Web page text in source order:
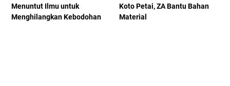
Menuntut Ilmu untuk
Menghilangkan Kebodohan
Koto Petai, ZA Bantu Bahan
Material